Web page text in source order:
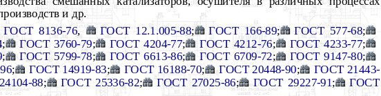
и др.
ГОСТ 8136-76, ГОСТ 12.1.005-88; ГОСТ 166-89; ГОСТ 577-68;
; ГОСТ 3760-79; ГОСТ 4204-77; ГОСТ 4212-76; ГОСТ 4233-77;
; ГОСТ 5799-78; ГОСТ 6613-86; ГОСТ 6709-72; ГОСТ 9147-80;
; ГОСТ 14919-83; ГОСТ 16188-70; ГОСТ 20448-90; ГОСТ 21443-
88; ГОСТ 25336-82; ГОСТ 27025-86; ГОСТ 29227-91; ГОСТ